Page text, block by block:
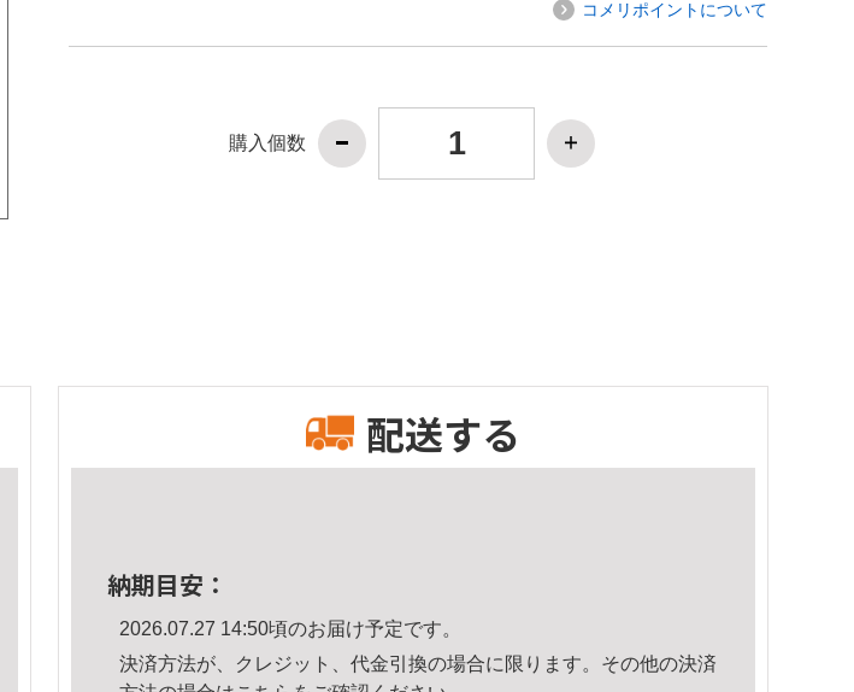
コメリポイントについて
購入個数
配送する
納期目安：
2026.07.27 14:50頃のお届け予定です。
決済方法が、クレジット、代金引換の場合に限ります。その他の決済